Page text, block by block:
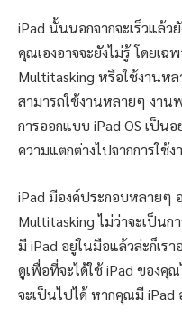
iPad นั้นนอกจากจะเร็วแล้
คุณเองอาจจะยังไม่รู้ โดยเ
Multitasking หรือใช้งานห
สามารถใช้งานหลายๆ งาน
การออกแบบ iPad OS เป็น
ความแตกต่างไปจากการใช้
iPad มีองค์ประกอบหลายๆ
Multitasking ไม่ว่าจะเป็น
มี iPad อยู่ในมือแล้วล่ะก็เร
ดูเพื่อที่จะได้ใช้ iPad ของคุ
จะเป็นไปได้ หากคุณมี iPad